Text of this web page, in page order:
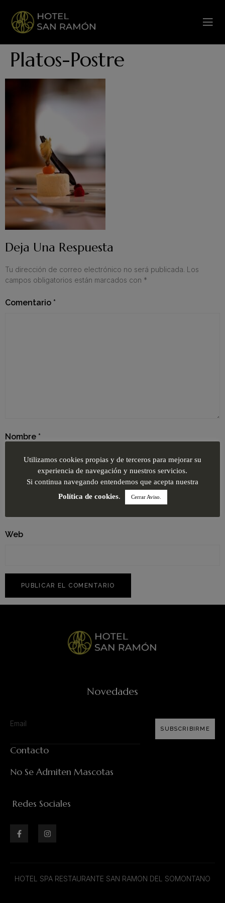
Platos-Postre
Deja Una Respuesta
Tu dirección de correo electrónico no será publicada. Los
campos obligatorios están marcados con *
Comentario *
Nombre *
Correo electrónico*
Web
Novedades
SUBSCRIBIRME
Contacto
No Se Admiten Mascotas
Redes Sociales
HOTEL SPA RESTAURANTE SAN RAMON DEL SOMONTANO
Utilizamos cookies propias y de terceros para mejorar su
experiencia de navegación y nuestros servicios.
Si continua navegando entendemos que acepta nuestra
Política de cookies. Cerrar Aviso.